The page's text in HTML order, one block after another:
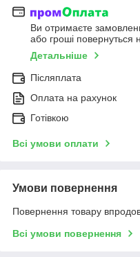
Ви отримаєте
або гроші повернуться
Детальніше
Післяплата
Оплата на рахунок
Готівкою
Всі умови оплати
Умови повернення
Повернення товару
Всі умови повернення